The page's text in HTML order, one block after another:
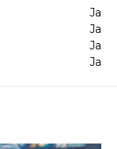
Ja
Ja
Ja
Ja